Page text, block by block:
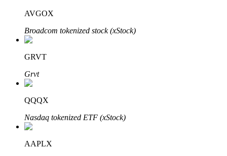
Investimento Automático
AVGOX
Broadcom tokenized stock (xStock)
GRVT
Grvt
QQQX
Nasdaq tokenized ETF (xStock)
AAPLX